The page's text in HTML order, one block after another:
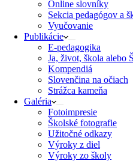
Online slovníky
Sekcia pedagógov a
Vyučovanie
Publikácie
E-pedagogika
Ja, život, škola alebo
Kompendiá
Slovenčina na očiach
Strážca kameňa
Galéria
Fotoimpresie
Školské fotografie
Užitočné odkazy
Výroky z diel
Výroky zo školy